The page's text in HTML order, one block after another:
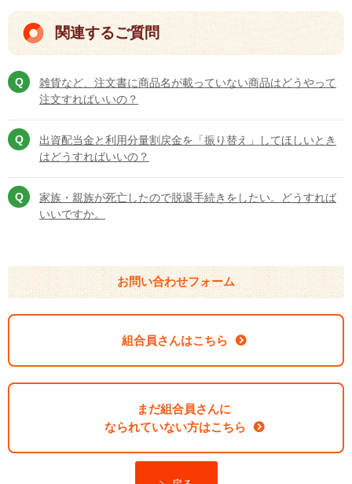
関連するご質問
雑貨など、注文書に商品名が載っていない商品はどうやって
注文すればいいの？
出資配当金と利用分量割戻金を「振り替え」してほしいとき
はどうすればいいの？
家族・親族が死亡したので脱退手続きをしたい。どうすれば
いいですか。
お問い合わせフォーム
組合員さんはこちら
まだ組合員さんに
なられていない方はこちら